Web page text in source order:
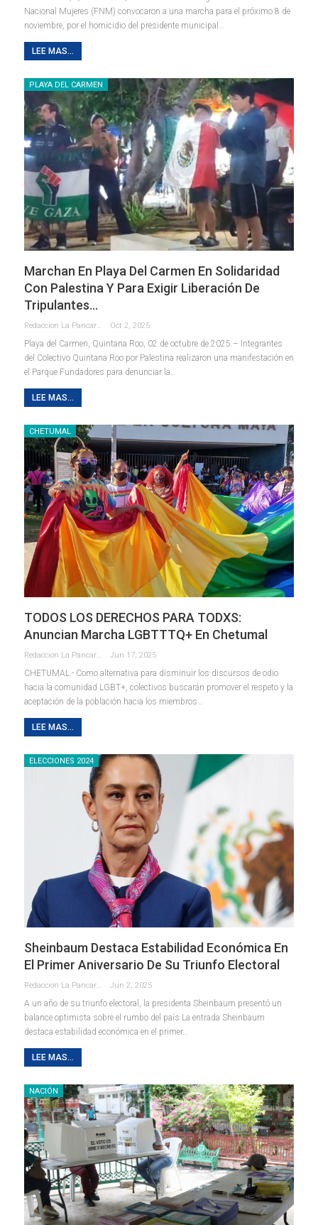
Nacional Mujeres (FNM) convocaron a una marcha para el próximo 8 de
noviembre, por el homicidio del presidente municipal …
LEE MAS...
PLAYA DEL CARMEN
Marchan En Playa Del Carmen En Solidaridad
Con Palestina Y Para Exigir Liberación De
Tripulantes…
Redaccion La Pancarta De Quintana Roo Oct 2, 2025
Playa del Carmen, Quintana Roo, 02 de octubre de 2025.– Integrantes
del Colectivo Quintana Roo por Palestina realizaron una manifestación en
el Parque Fundadores para denunciar la…
LEE MAS...
CHETUMAL
TODOS LOS DERECHOS PARA TODXS:
Anuncian Marcha LGBTTTQ+ En Chetumal
Redaccion La Pancarta De Quintana Roo Jun 17, 2025
CHETUMAL.- Como alternativa para disminuir los discursos de odio
hacia la comunidad LGBT+, colectivos buscarán promover el respeto y la
aceptación de la población hacia los miembros…
LEE MAS...
ELECCIONES 2024
Sheinbaum Destaca Estabilidad Económica En
El Primer Aniversario De Su Triunfo Electoral
Jun 2, 2025
A un año de su triunfo electoral, la presidenta Sheinbaum presentó un
balance optimista sobre el rumbo del país La entrada Sheinbaum
destaca estabilidad económica en el primer…
LEE MAS...
NACIÓN